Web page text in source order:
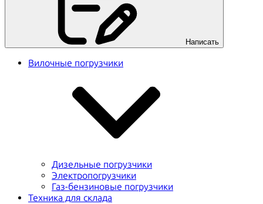
Написать
Вилочные погрузчики
Дизельные погрузчики
Электропогрузчики
Газ-бензиновые погрузчики
Техника для склада